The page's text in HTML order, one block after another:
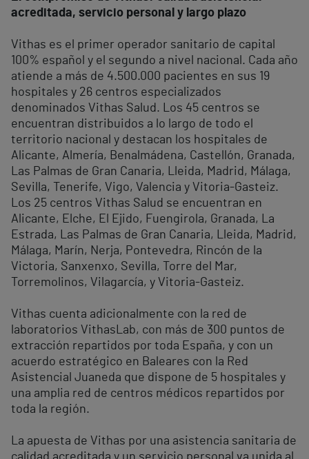
acreditada, servicio personal y largo plazo
Vithas es el primer operador sanitario de capital
100% español y el segundo a nivel nacional. Cada año
atiende a más de 4.500.000 pacientes en sus 19
hospitales y 26 centros especializados
denominados Vithas Salud. Los 45 centros se
encuentran distribuidos a lo largo de todo el
territorio nacional y destacan los hospitales de
Alicante, Almería, Benalmádena, Castellón, Granada,
Las Palmas de Gran Canaria, Lleida, Madrid, Málaga,
Sevilla, Tenerife, Vigo, Valencia y Vitoria-Gasteiz.
Los 25 centros Vithas Salud se encuentran en
Alicante, Elche, El Ejido, Fuengirola, Granada, La
Estrada, Las Palmas de Gran Canaria, Lleida, Madrid,
Málaga, Marín, Nerja, Pontevedra, Rincón de la
Victoria, Sanxenxo, Sevilla, Torre del Mar,
Torremolinos, Vilagarcía, y Vitoria-Gasteiz.
Vithas cuenta adicionalmente con la red de
laboratorios VithasLab, con más de 300 puntos de
extracción repartidos por toda España, y con un
acuerdo estratégico en Baleares con la Red
Asistencial Juaneda que dispone de 5 hospitales y
una amplia red de centros médicos repartidos por
toda la región.
La apuesta de Vithas por una asistencia sanitaria de